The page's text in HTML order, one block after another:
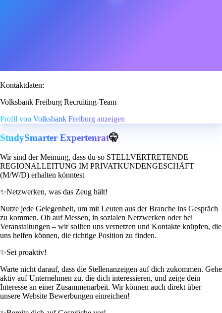
Kontaktdaten:
Volksbank Freiburg Recruiting-Team
Profil von Volksbank Freiburg anzeigen
StudySmarter Expertenrat🤫
Wir sind der Meinung, dass du so STELLVERTRETENDE
REGIONALLEITUNG IM PRIVATKUNDENGESCHÄFT
(M/W/D) erhalten könntest
✨Netzwerken, was das Zeug hält!
Nutze jede Gelegenheit, um mit Leuten aus der Branche ins Gespräch
zu kommen. Ob auf Messen, in sozialen Netzwerken oder bei
Veranstaltungen – wir sollten uns vernetzen und Kontakte knüpfen, die
uns helfen können, die richtige Position zu finden.
✨Sei proaktiv!
Warte nicht darauf, dass die Stellenanzeigen auf dich zukommen. Gehe
aktiv auf Unternehmen zu, die dich interessieren, und zeige dein
Interesse an einer Zusammenarbeit. Wir können auch direkt über
unsere Website Bewerbungen einreichen!